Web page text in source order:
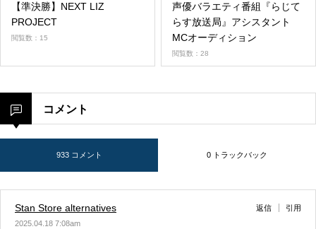
【準決勝】NEXT LIZ
PROJECT
閲覧数：15
声優バラエティ番組『らじて
らす放送局』アシスタント
MCオーディション
閲覧数：28
コメント
933 コメント 0 トラックバック
Stan Store alternatives
2025.04.18 7:08am
返信 引用